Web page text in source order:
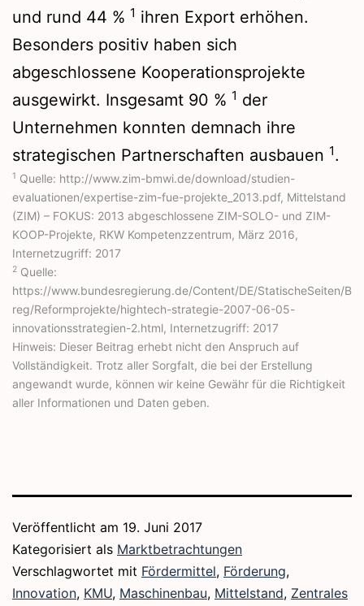
und rund 44 % 1 ihren Export erhöhen.
Besonders positiv haben sich
abgeschlossene Kooperationsprojekte
ausgewirkt. Insgesamt 90 % 1 der
Unternehmen konnten demnach ihre
strategischen Partnerschaften ausbauen 1.
1 Quelle: http://www.zim-bmwi.de/download/studien-
evaluationen/expertise-zim-fue-projekte_2013.pdf, Mittelstand
(ZIM) – FOKUS: 2013 abgeschlossene ZIM-SOLO- und ZIM-
KOOP-Projekte, RKW Kompetenzzentrum, März 2016,
Internetzugriff: 2017
2 Quelle:
https://www.bundesregierung.de/Content/DE/StatischeSeiten/B
reg/Reformprojekte/hightech-strategie-2007-06-05-
innovationsstrategien-2.html, Internetzugriff: 2017
Hinweis: Dieser Beitrag erhebt nicht den Anspruch auf
Vollständigkeit. Trotz aller Sorgfalt, die bei der Erstellung
angewandt wurde, können wir keine Gewähr für die Richtigkeit
aller Informationen und Daten geben.
Veröffentlicht am 19. Juni 2017
Kategorisiert als Marktbetrachtungen
Verschlagwortet mit Fördermittel, Förderung,
Innovation, KMU, Maschinenbau, Mittelstand, Zentrales